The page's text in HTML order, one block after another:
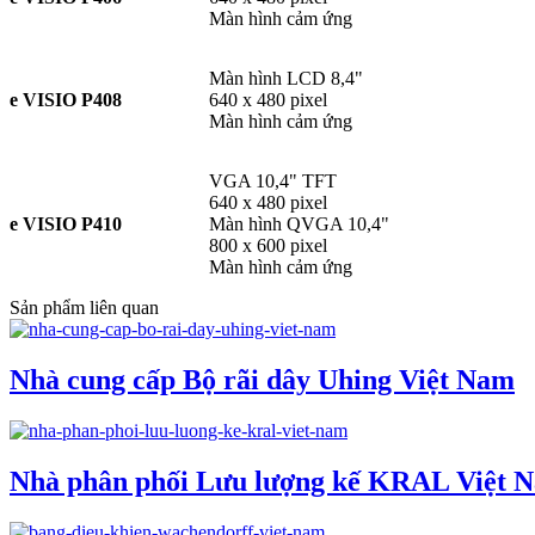
Màn hình cảm ứng
e VISIO P408
Màn hình LCD 8,4"
640 x 480 pixel
Màn hình cảm ứng
e VISIO P410
VGA 10,4" TFT
640 x 480 pixel
Màn hình QVGA 10,4"
800 x 600 pixel
Màn hình cảm ứng
Sản phẩm liên quan
Nhà cung cấp Bộ rãi dây Uhing Việt Nam
Nhà phân phối Lưu lượng kế KRAL Việt